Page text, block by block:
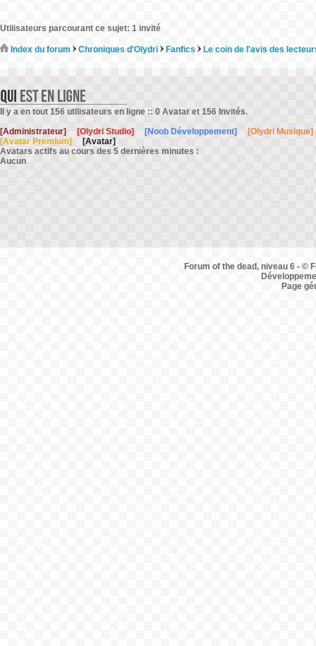
Utilisateurs parcourant ce sujet: 1 invité
Index du forum Chroniques d'Olydri Fanfics Le coin de l'avis des
Il y a en tout 156 utilisateurs en ligne :: 0 Avatar et 156 Invités.
[Administrateur]
[Olydri Studio] [Noob Développement]
[Olydri Musique]
[Avatar Premium]
[Avatar]
Avatars actifs au cours des 5 dernières minutes :
Aucun
Forum of the dead, niveau 6 - ©
Page